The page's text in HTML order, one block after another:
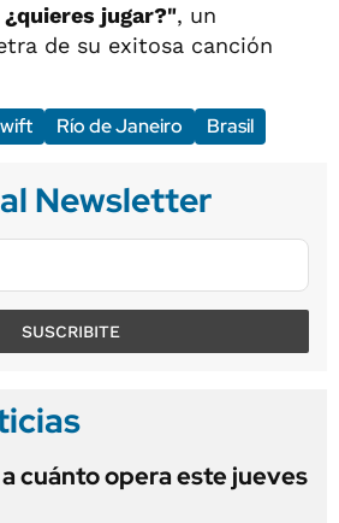
jugar?", un
de su exitosa canción
Río de Janeiro Brasil
Newsletter
SUSCRIBITE
cuánto opera este jueves